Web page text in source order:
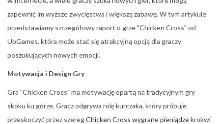
n
zapewnić im wyższe zwycięstwa i większą zabawę. W tym artykule
przedstawiamy szczegółowy raport o grze "Chicken Cross" od
UpGames, która może stać się atrakcyjną opcją dla graczy
poszukujących nowych emocji.
Motywacja i Design Gry
Gra "Chicken Cross" ma motywację opartą na tradycyjnym gry
skoku ku górze. Gracz odgrywa rolę kurczaka, który próbuje
przeskoczyć przez szeregChicken Cross wygrane pieniądzekrokwi